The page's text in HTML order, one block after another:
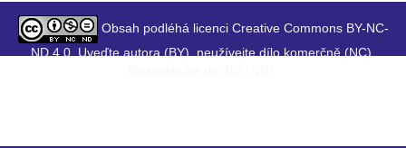
Obsah podléhá licenci Creative Commons BY-NC-
ND 4.0. Uveďte autora (BY), neužívejte dílo komerčně (NC),